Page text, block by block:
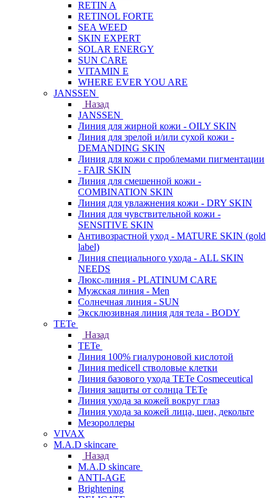
RETIN A
RETINOL FORTE
SEA WEED
SKIN EXPERT
SOLAR ENERGY
SUN CARE
VITAMIN E
WHERE EVER YOU ARE
JANSSEN
Назад
JANSSEN
Линия для жирной кожи - OILY SKIN
Линия для зрелой и/или сухой кожи -
DEMANDING SKIN
Линия для кожи с проблемами пигментации
- FAIR SKIN
Линия для смешенной кожи -
COMBINATION SKIN
Линия для увлажнения кожи - DRY SKIN
Линия для чувствительной кожи -
SENSITIVE SKIN
Антивозрастной уход - MATURE SKIN (gold
label)
Линия специального ухода - ALL SKIN
NEEDS
Люкс-линия - PLATINUM CARE
Мужская линия - Men
Солнечная линия - SUN
Эксклюзивная линия для тела - BODY
TETe
Назад
TETe
Линия 100% гиалуроновой кислотой
Линия medicell стволовые клетки
Линия базового ухода TETe Cosmeceutical
Линия защиты от солнца TETe
Линия ухода за кожей вокруг глаз
Линия ухода за кожей лица, шеи, декольте
Мезороллеры
VIVAX
M.A.D skincare
Назад
M.A.D skincare
ANTI-AGE
Brightening